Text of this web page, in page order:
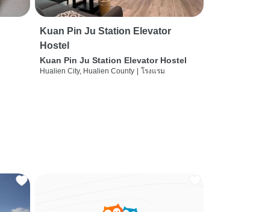
Kuan Pin Ju Station Elevator
Hostel
Kuan Pin Ju Station Elevator Hostel
Hualien City, Hualien County โรงแรม